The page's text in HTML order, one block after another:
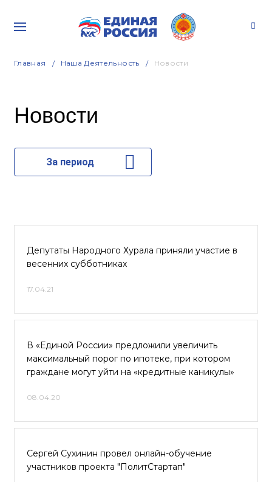
Главная Наша Деятельность Новости
Новости
За период
Депутаты Народного Хурала приняли участие в
весенних субботниках
17.04.21
В «Единой России» предложили увеличить
максимальный порог по ипотеке, при котором
граждане могут уйти на «кредитные каникулы»
08.04.20
Сергей Сухинин провел онлайн-обучение
участников проекта "ПолитСтартап"